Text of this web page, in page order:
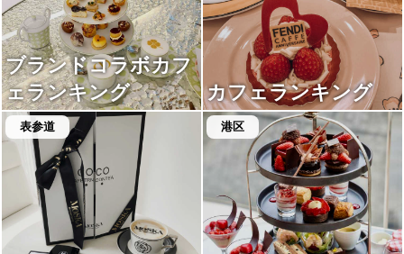
ブランドコラボカフ
ェランキング
カフェランキング
表参道 港区